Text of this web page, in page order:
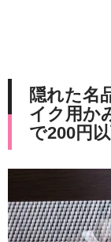
隠れた名
イク用か
で200円